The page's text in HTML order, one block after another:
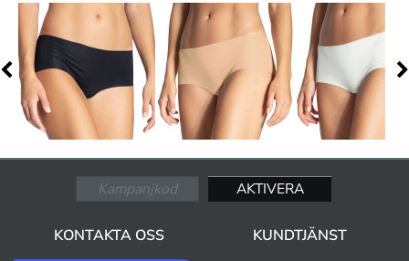
KONTAKTA OSS KUNDTJÄNST